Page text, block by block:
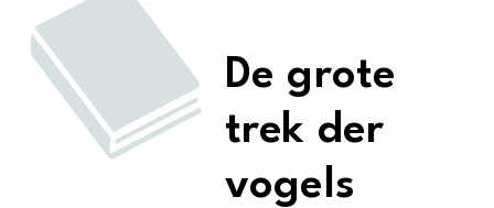
De grote
trek der
vogels